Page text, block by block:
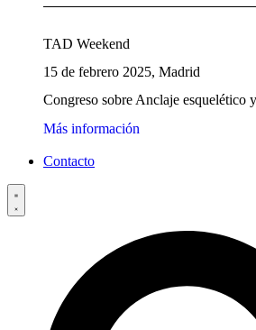
TAD Weekend
15 de febrero 2025, Madrid
Congreso sobre Anclaje esquelético
Más información
Contacto